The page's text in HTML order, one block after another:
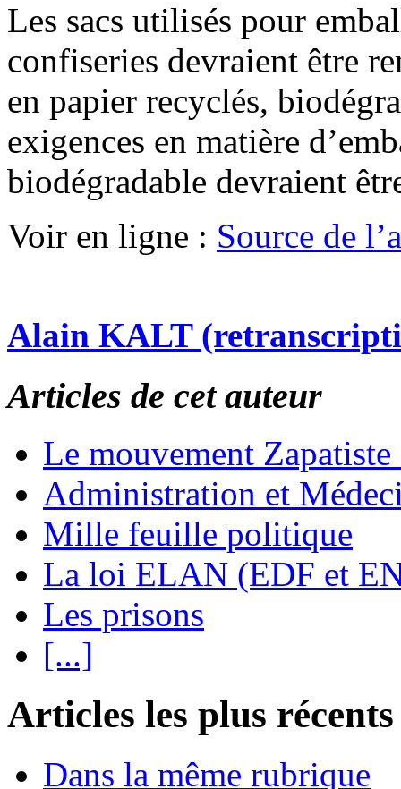
Les sacs utilisés pour
confiseries devraient être
en papier recyclés,
exigences en matière
biodégradable devraient
Voir en ligne : Source de
Alain KALT
Articles de cet auteur
Le mouvement
Administration et
Mille feuille politique
La loi ELAN (EDF et
Les prisons
[...]
Articles les plus récents
Dans la même rubrique